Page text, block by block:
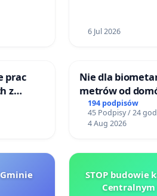
6 Jul 2026
prac
z
Nie dla
metrów od
Biernatkach,
Wielkie
194 podpisów
45 Podpisy / 24
4 Aug 2026
STOP budowie
Centralnym